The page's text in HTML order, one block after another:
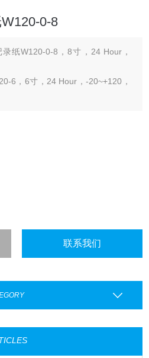
0-8
录纸W120-0-8，8寸，24 Hour，
6，6寸，24 Hour，-20~+120，
联系我们